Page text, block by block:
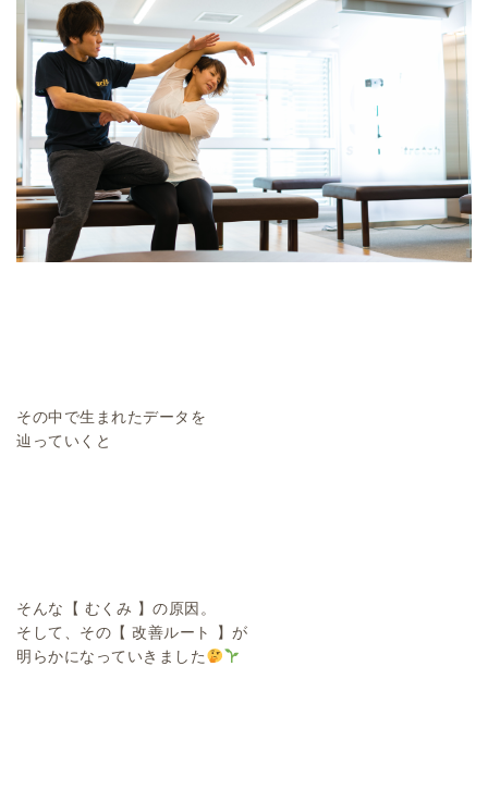
その中で生まれたデータを
辿っていくと
そんな【 むくみ 】の原因。
そして、その【 改善ルート 】が
明らかになっていきました